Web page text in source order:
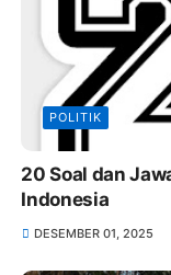
POLITIK
20 Soal dan
Indonesia
DESEMBER 01, 2025